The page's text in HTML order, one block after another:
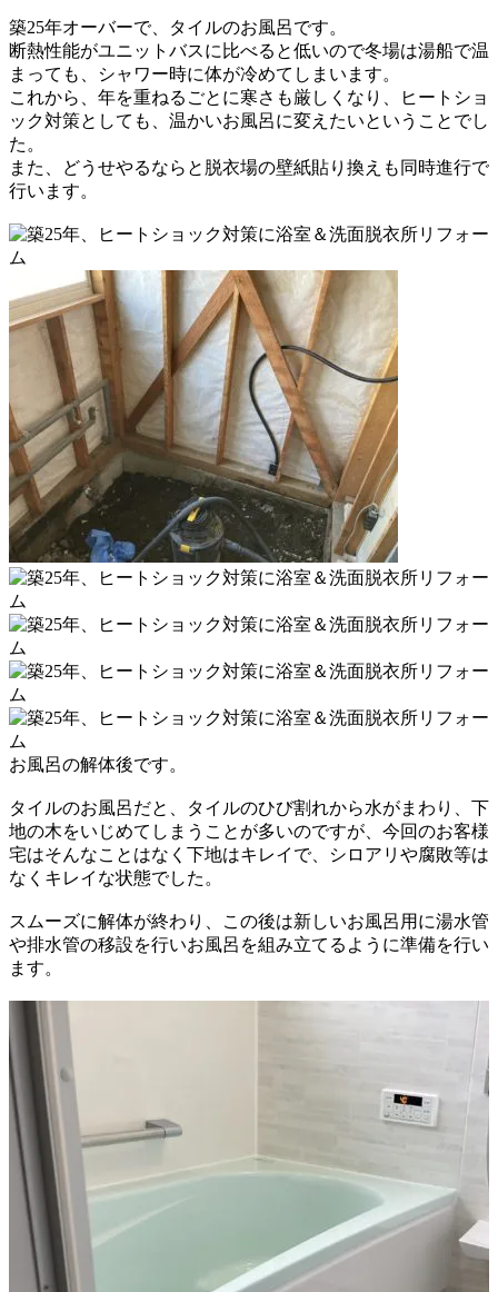
築25年オーバーで、タイルのお風呂です。
断熱性能がユニットバスに比べると低いので冬場は湯船で温
まっても、シャワー時に体が冷めてしまいます。
これから、年を重ねるごとに寒さも厳しくなり、
ヒートショ
ック対策としても、温かいお風呂に変えたいということでし
た。
また、どうせやるならと脱衣場の壁紙貼り換えも同時進行で
行います。
お風呂の解体後です。
タイルのお風呂だと、タイルのひび割れから水がまわり、 下
地の木をいじめてしまうことが多いのですが、 今回のお客様
宅はそんなことはなく下地はキレイで、
シロアリや腐敗等は
なくキレイな状態でした。
スムーズに解体が終わり、この後は新しいお風呂用に湯水管
や排水管の移設を行いお風呂を組み立てるように準備を行い
ます。